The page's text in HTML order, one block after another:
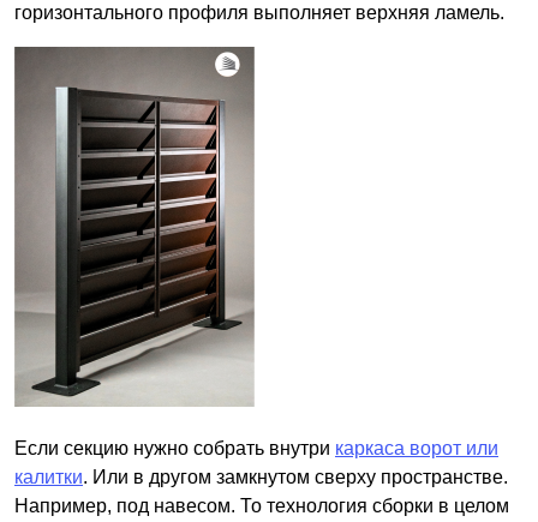
горизонтального профиля выполняет верхняя ламель.
Если секцию нужно собрать внутри каркаса ворот или
калитки. Или в другом замкнутом сверху пространстве.
Например, под навесом. То технология сборки в целом